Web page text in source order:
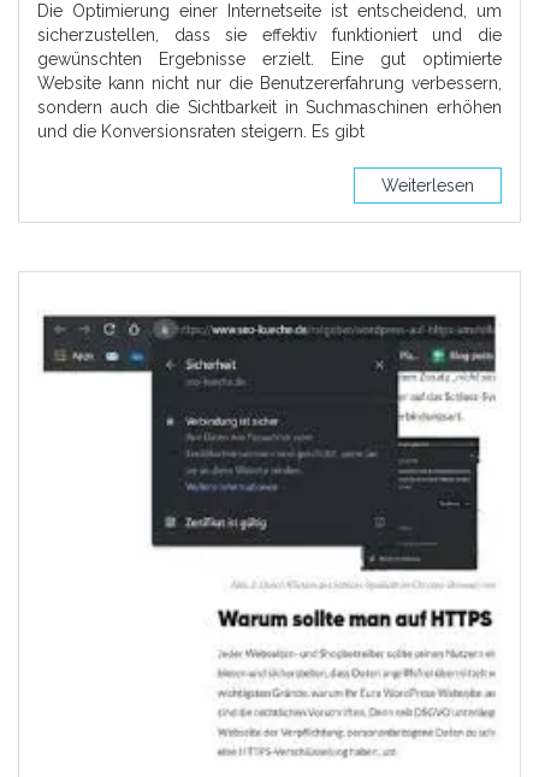
Die Optimierung einer Internetseite ist entscheidend, um
sicherzustellen, dass sie effektiv funktioniert und die
gewünschten Ergebnisse erzielt. Eine gut optimierte
Website kann nicht nur die Benutzererfahrung verbessern,
sondern auch die Sichtbarkeit in Suchmaschinen erhöhen
und die Konversionsraten steigern. Es gibt
Weiterlesen